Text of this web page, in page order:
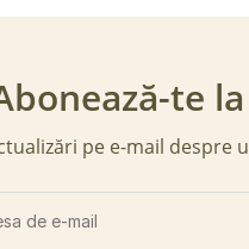
te
pe e-mail despre